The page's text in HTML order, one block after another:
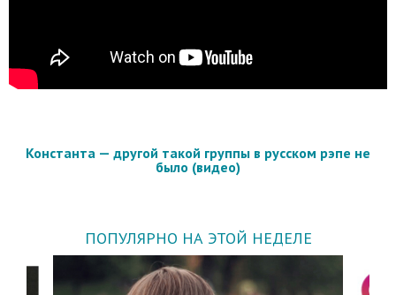
Константа — другой такой группы в русском рэпе не
было (видео)
ПОПУЛЯРНО НА ЭТОЙ НЕДЕЛЕ